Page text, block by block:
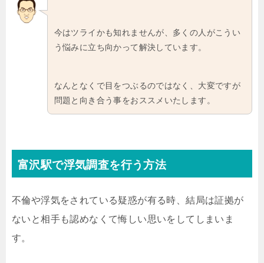
今はツライかも知れませんが、多くの人がこうい
う悩みに立ち向かって解決しています。
なんとなくで目をつぶるのではなく、大変ですが
問題と向き合う事をおススメいたします。
富沢駅で浮気調査を行う方法
不倫や浮気をされている疑惑が有る時、結局は証拠が
ないと相手も認めなくて悔しい思いをしてしまいま
す。